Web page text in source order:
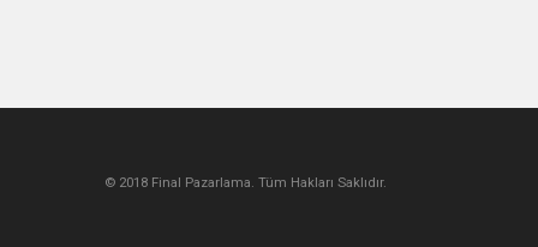
© 2018 Final Pazarlama. Tüm Hakları Saklıdır.